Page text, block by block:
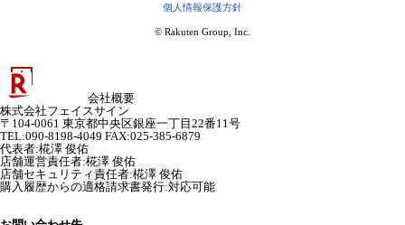
個人情報保護方針
© Rakuten Group, Inc.
会社概要
株式会社フェイスサイン
〒104-0061 東京都中央区銀座一丁目22番11号
TEL:090-8198-4049 FAX:025-385-6879
代表者:椛澤 俊佑
店舗運営責任者:椛澤 俊佑
店舗セキュリティ責任者:椛澤 俊佑
購入履歴からの適格請求書発行:対応可能